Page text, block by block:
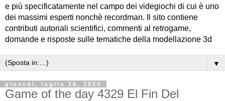
e più specificatamente nel campo dei videgiochi di cui è uno
dei massimi esperti nonchè recordman. Il sito contiene
contributi autoriali scientifici, commenti al retrogame,
domande e risposte sulle tematiche della modellazione 3d
▼
giovedì, luglio 18, 2024
Game of the day 4329 El Fin Del